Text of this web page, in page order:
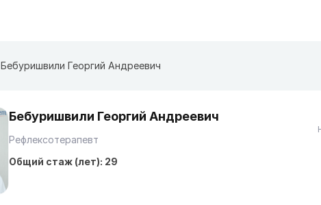
Бебуришвили Георгий Андреевич
Бебуришвили Георгий Андреевич
Рефлексотерапевт
Общий стаж (лет): 29